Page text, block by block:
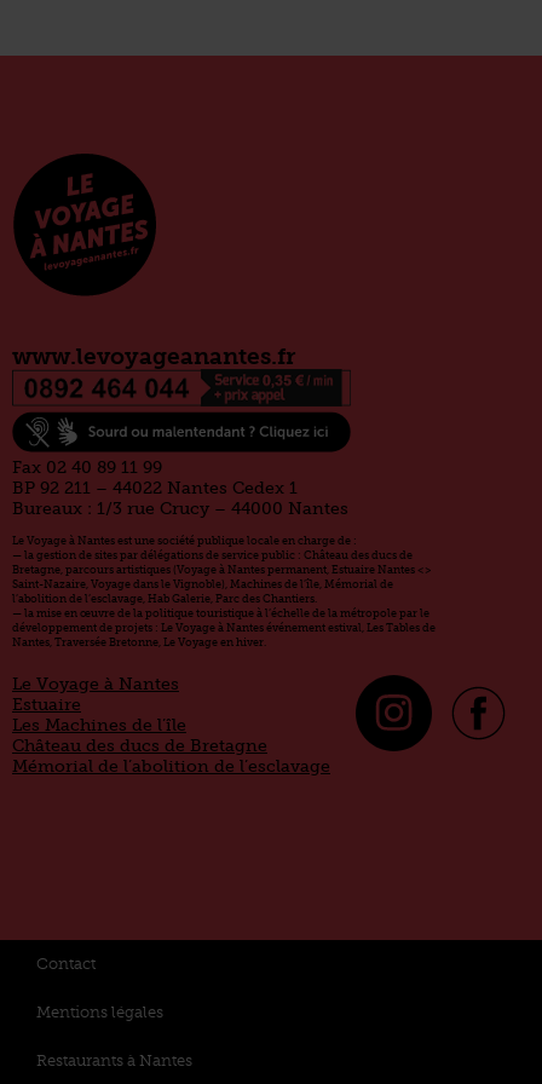
www.levoyageanantes.fr
Fax 02 40 89 11 99
BP 92 211 – 44022 Nantes Cedex 1
Bureaux : 1/3 rue Crucy – 44000 Nantes
Le Voyage à Nantes est une société publique locale en charge de :
— la gestion de sites par délégations de service public : Château des ducs de
Bretagne, parcours artistiques (Voyage à Nantes permanent, Estuaire Nantes <>
Saint-Nazaire, Voyage dans le Vignoble), Machines de l’île, Mémorial de
l’abolition de l’esclavage, Hab Galerie, Parc des Chantiers.
— la mise en œuvre de la politique touristique à l’échelle de la métropole par le
développement de projets : Le Voyage à Nantes événement estival, Les Tables de
Nantes, Traversée Bretonne, Le Voyage en hiver.
Le Voyage à Nantes
Estuaire
Les Machines de l’île
Château des ducs de Bretagne
Mémorial de l’abolition de l’esclavage
Contact
Mentions légales
Restaurants à Nantes